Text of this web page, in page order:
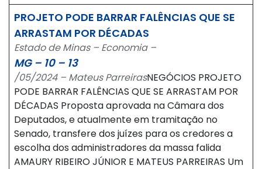
PROJETO PODE BARRAR FALÊNCIAS QUE SE
ARRASTAM POR DÉCADAS
Estado de Minas – Economia –
MG – 10 – 13
/05/2024 – Mateus ParreirasNEGÓCIOS PROJETO
PODE BARRAR FALÊNCIAS QUE SE ARRASTAM POR
DÉCADAS Proposta aprovada na Câmara dos
Deputados, e atualmente em tramitação no
Senado, transfere dos juízes para os credores a
escolha dos administradores da massa falida
AMAURY RIBEIRO JÚNIOR E MATEUS PARREIRAS Um